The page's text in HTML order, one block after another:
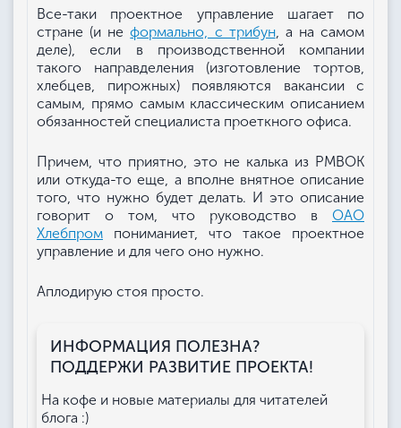
Все-таки проектное управление шагает по
стране (и неформально, с трибун, а на самом
деле), если в производственной компании
такого направделения (изготовление тортов,
хлебцев, пирожных) появляются вакансии с
самым, прямо самым классическим описанием
обязанностей специалиста проеткного офиса.
Причем, что приятно, это не калька из PMBOK
или откуда-то еще, а вполне внятное описание
того, что нужно будет делать. И это описание
говорит о том, что руководство в ОАО
Хлебпром пониманиет, что такое проектное
управление и для чего оно нужно.
Аплодирую стоя просто.
ИНФОРМАЦИЯ ПОЛЕЗНА?
ПОДДЕРЖИ РАЗВИТИЕ ПРОЕКТА!
На кофе и новые материалы для читателей
блога :)